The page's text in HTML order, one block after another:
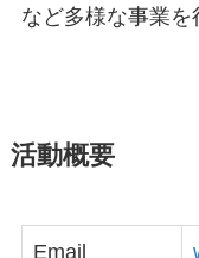
など多様な事業を
活動概要
Email